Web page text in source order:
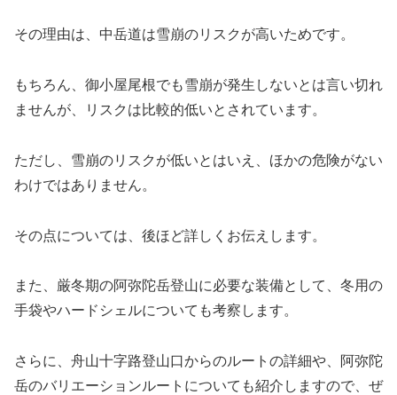
その理由は、中岳道は雪崩のリスクが高いためです。
もちろん、御小屋尾根でも雪崩が発生しないとは言い切れ
ませんが、リスクは比較的低いとされています。
ただし、雪崩のリスクが低いとはいえ、ほかの危険がない
わけではありません。
その点については、後ほど詳しくお伝えします。
また、厳冬期の阿弥陀岳登山に必要な装備として、冬用の
手袋やハードシェルについても考察します。
さらに、舟山十字路登山口からのルートの詳細や、阿弥陀
岳のバリエーションルートについても紹介しますので、ぜ